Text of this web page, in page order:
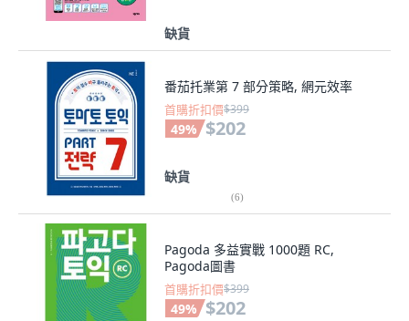
缺貨
番茄托業第 7 部分策略, 網元效率
首購折扣價$399
49% $202
缺貨
(6)
Pagoda 多益實戰 1000題 RC,
Pagoda圖書
首購折扣價$399
49% $202